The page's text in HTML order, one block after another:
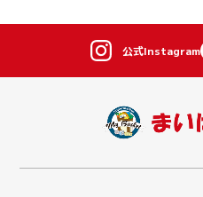
公式Instagram